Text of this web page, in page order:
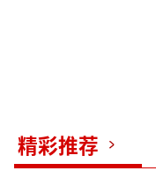
开发者们：潮流
与优化，才能让
精彩推荐